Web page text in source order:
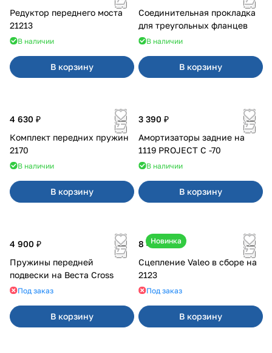
Редуктор переднего моста
21213
В наличии
В корзину
Соединительная прокладка
для треугольных фланцев
В наличии
В корзину
4 630 ₽
Комплект передних пружин
2170
В наличии
В корзину
3 390 ₽
Амортизаторы задние на
1119 PROJECT С -70
В наличии
В корзину
4 900 ₽
Пружины передней
подвески на Веста Cross
Под заказ
В корзину
Новинка
8 400 ₽
Сцепление Valeo в сборе на
2123
Под заказ
В корзину